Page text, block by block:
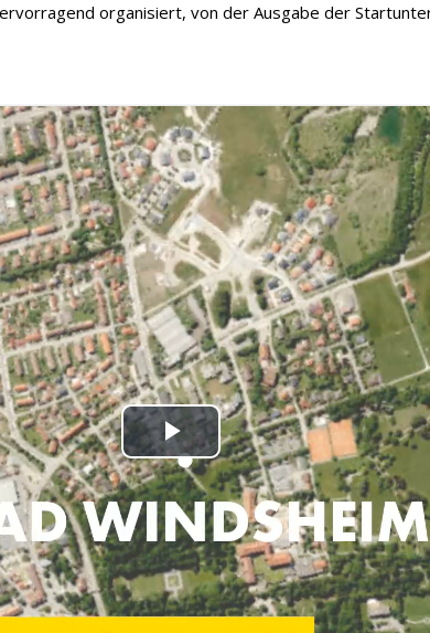
organisiert, von der Ausgabe der